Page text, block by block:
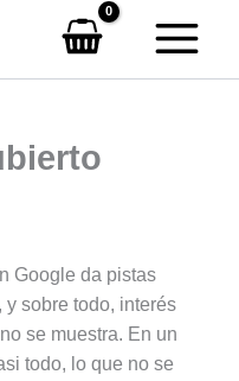
Google da pistas
sobre todo, interés
se muestra. En un
todo, lo que no se